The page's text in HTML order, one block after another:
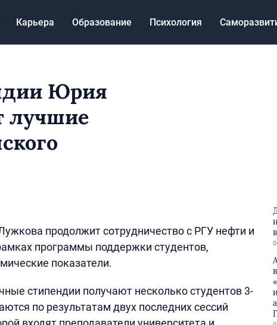
Карьера Образование Психология
Юрия
лучшие
продолжит сотрудничество с РГУ нефти и
программы поддержки студентов,
показатели.
стипендии получают несколько студентов 3-
по результатам двух последних сессий